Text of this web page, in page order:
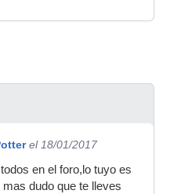
el 18/01/2017
en el foro,lo tuyo es
dudo que te lleves